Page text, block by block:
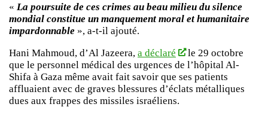
« La poursuite de ces crimes au beau milieu du silence
mondial constitue un manquement moral et humanitaire
impardonnable », a-t-il ajouté.
Hani Mahmoud, d’Al Jazeera, a déclaré
le 29 octobre
que le personnel médical des urgences de l’hôpital Al-
Shifa à Gaza même avait fait savoir que ses patients
affluaient avec de graves blessures d’éclats métalliques
dues aux frappes des missiles israéliens.